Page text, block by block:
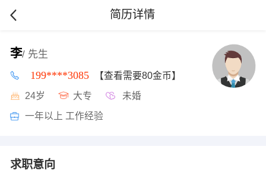
简历详情
李/ 先生
199****3085 【查看需要80金币】
24岁 大专 未婚
一年以上 工作经验
求职意向